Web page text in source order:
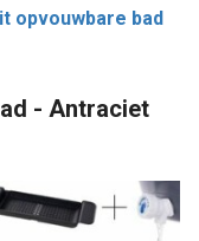
opvouwbare bad
- Antraciet